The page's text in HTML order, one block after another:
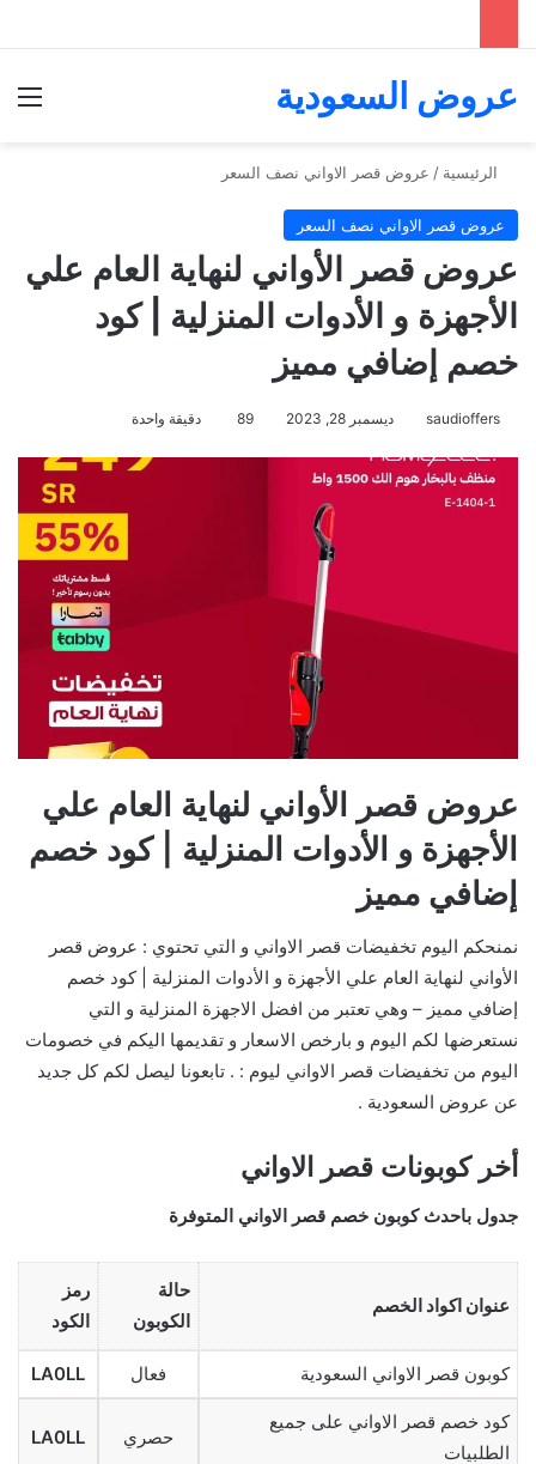
عروض السعودية
الرئيسية / عروض قصر الاواني نصف السعر
عروض قصر الاواني نصف السعر
عروض قصر الأواني لنهاية العام علي
الأجهزة و الأدوات المنزلية | كود
خصم إضافي مميز
saudioffers ديسمبر 28, 2023 89 دقيقة واحدة
عروض قصر الأواني لنهاية العام علي
الأجهزة و الأدوات المنزلية | كود خصم
إضافي مميز
نمنحكم اليوم تخفيضات قصر الاواني و التي تحتوي : عروض قصر
الأواني لنهاية العام علي الأجهزة و الأدوات المنزلية | كود خصم
إضافي مميز – وهي تعتبر من افضل الاجهزة المنزلية و التي
نستعرضها لكم اليوم و بارخص الاسعار و تقديمها اليكم في خصومات
اليوم من تخفيضات قصر الاواني ليوم : . تابعونا ليصل لكم كل جديد
عن عروض السعودية .
أخر كوبونات قصر الاواني
جدول باحدث كوبون خصم قصر الاواني المتوفرة
عنوان اكواد الخصم
حالة
الكوبون
رمز
الكود
كوبون قصر الاواني السعودية فعال LA0LL
كود خصم قصر الاواني على جميع
الطلبيات
حصري LA0LL